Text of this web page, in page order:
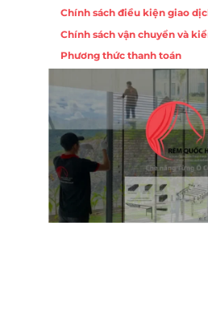
Chính sách điều kiện giao
Chính sách vận chuyển và
Phương thức thanh toán